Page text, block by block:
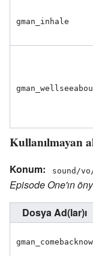
gman_inhale
Kullanılmayan
Konum: sound/
Episode One'ın
Dosya Ad(lar)ı
gman_comebacknow